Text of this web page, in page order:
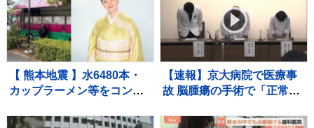
【 熊本地震 】水6480本・
カップラーメン等をコンサ
ちをお届け」 顔付きトラ
【速報】京大病院で医療事
故 脳腫瘍の手術で「正常な
性患者は自発呼吸できず